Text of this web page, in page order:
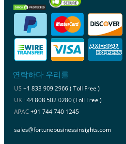
연락하다 우리를
US +1 833 909 2966 ( Toll Free )
UK+44 808 502 0280 (Toll Free )
APAC +91 744 740 1245
sales@fortunebusinessinsights.com